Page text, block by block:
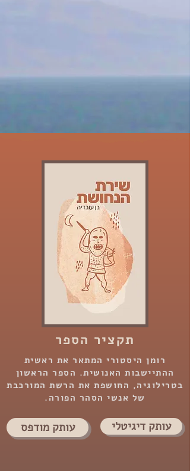
תקציר הספר
רומן היסטורי המתאר את ראשית
ההתיישבות האנושית. הספר הראשון
בטרילוגיה, החושפת את הרשת המורכבת
של אנשי הסהר הפורה.
עותק מודפס עותק דיגיטלי